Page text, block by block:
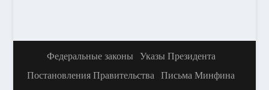
Федеральные законы
Указы Президента
Постановления Правительства
Письма Минфина